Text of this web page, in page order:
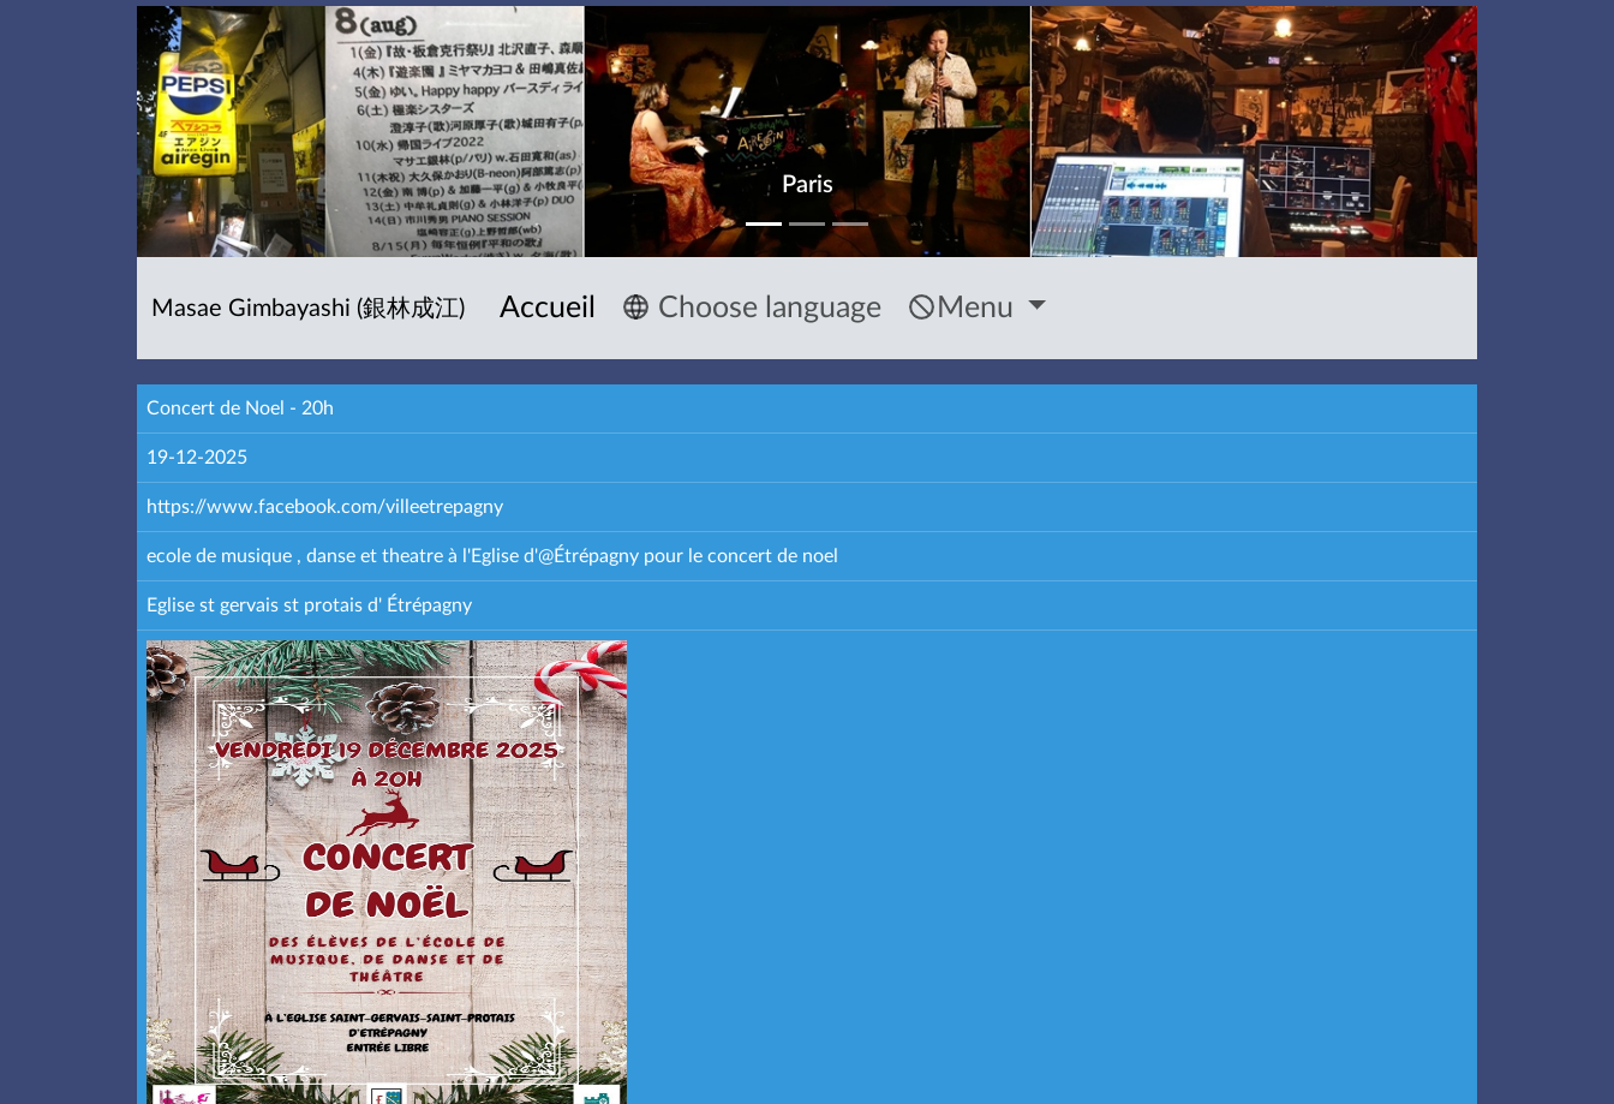
Paris
Masae Gimbayashi (銀林成江) Accueil Choose language Menu
Concert de Noel - 20h
19-12-2025
https://www.facebook.com/villeetrepagny
ecole de musique , danse et theatre à l'Eglise d'@Étrépagny pour le concert de noel
Eglise st gervais st protais d' Étrépagny